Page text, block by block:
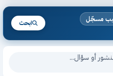
مسجّل
ابحث
أو سؤال...